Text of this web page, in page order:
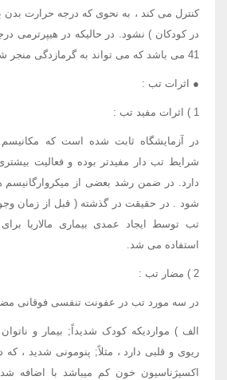
در کودکان ) نشود. در حالیکه در هیپرترمی
41 می باشد که می تواند به گرمازدگی منجر شود .
● اثرات تب :
1 ) اثرات مفید تب :
در آزمایشگاه ثابت شده است که
شرایط تب دار مفیدتر بوده و فعالیت
دارد. در ضمن رشد بعضی از میکروارگانیسم
شود . در حقیقت در گذشته ( قبل از زمان وجود
تب توسط ایجاد عمدی بیماری مالاریا
استفاده می شد.
2 ) مضار تب :
در سه مورد تب در عفونت تنفسی فوقانی
الف ) مواردیکه کودک شدیداً; بیمار و
ریوی و قلبی دارد ، مثلاً; پنومونی شدید ، که
اکسیژناسیون خون کم میباشد با اضافه